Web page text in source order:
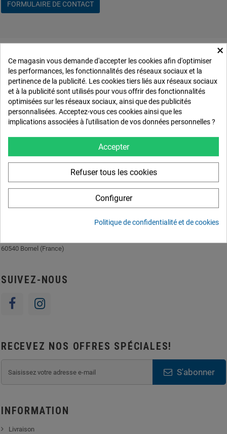
FORMULAIRE DE CONTACT
Passe-partout et cadre sur-
mesure.
Le site creapasse.fr est un site du groupe FranceShop S.A.S, une entreprise
française,leader dans la fabrication de passe-partouts (passe-partouts, marie-
encadrement, carton divers (bois, gris, cannelure) et une distribution de sachet
Fax: 03 44 12 67 15
60540 Bornel (France)
SUIVEZ-NOUS
RECEVEZ NOS OFFRES SPÉCIALES!
S'abonner
INFORMATION
Livraison
×
Ce magasin vous demande d'accepter les cookies afin d'optimiser
les performances, les fonctionnalités des réseaux sociaux et la
pertinence de la publicité. Les cookies tiers liés aux réseaux sociaux
et à la publicité sont utilisés pour vous offrir des fonctionnalités
optimisées sur les réseaux sociaux, ainsi que des publicités
personnalisées. Acceptez-vous ces cookies ainsi que les
implications associées à l'utilisation de vos données personnelles ?
Accepter
Refuser tous les cookies
Configurer
Politique de confidentialité et de cookies